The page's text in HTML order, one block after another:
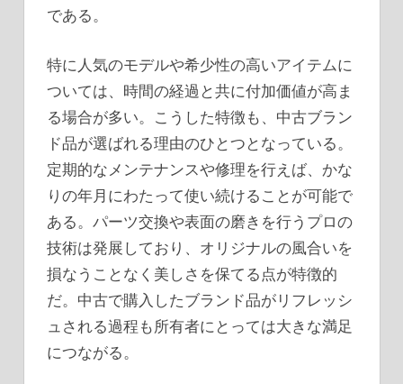
である。
特に人気のモデルや希少性の高いアイテムに
ついては、時間の経過と共に付加価値が高ま
る場合が多い。こうした特徴も、中古ブラン
ド品が選ばれる理由のひとつとなっている。
定期的なメンテナンスや修理を行えば、かな
りの年月にわたって使い続けることが可能で
ある。パーツ交換や表面の磨きを行うプロの
技術は発展しており、オリジナルの風合いを
損なうことなく美しさを保てる点が特徴的
だ。中古で購入したブランド品がリフレッシ
ュされる過程も所有者にとっては大きな満足
につながる。